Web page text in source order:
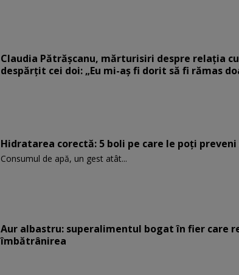
Claudia Pătrășcanu, mărturisiri despre relația cu
despărțit cei doi: „Eu mi-aș fi dorit să fi rămas
Hidratarea corectă: 5 boli pe care le poți
Consumul de apă, un gest atât...
Aur albastru: superalimentul bogat în fier care
îmbătrânirea